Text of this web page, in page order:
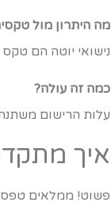
מה היתרון מול
נישואי יוטה הם
כמה זה עולה?
עלות הרישום משתנה
איך
פשוט! ממלאים